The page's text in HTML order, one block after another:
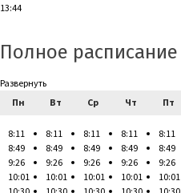
13:44
Полное расписание
Развернуть
Пн
Вт Ср Чт Пт
8:11
8:49
9:26
10:01
8:11
8:49
9:26
10:01
8:11
8:49
9:26
10:01
8:11
8:49
9:26
10:01
8:11
8:49
9:26
10:01